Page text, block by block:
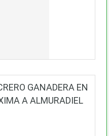
GANADERA EN
A ALMURADIEL